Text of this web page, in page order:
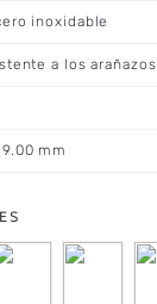
inoxidable
a los arañazos
mm